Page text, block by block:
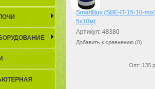
SmartBuy (SBE-IT-15-10-
5x10м)
Артикул: 48380
Добавить к сравнению (0)
Опт: 135